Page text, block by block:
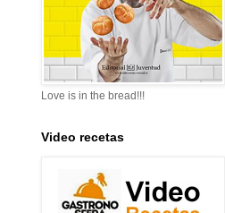
Love is in the bread!!!
Video recetas